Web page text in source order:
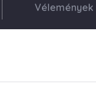
Vélemények